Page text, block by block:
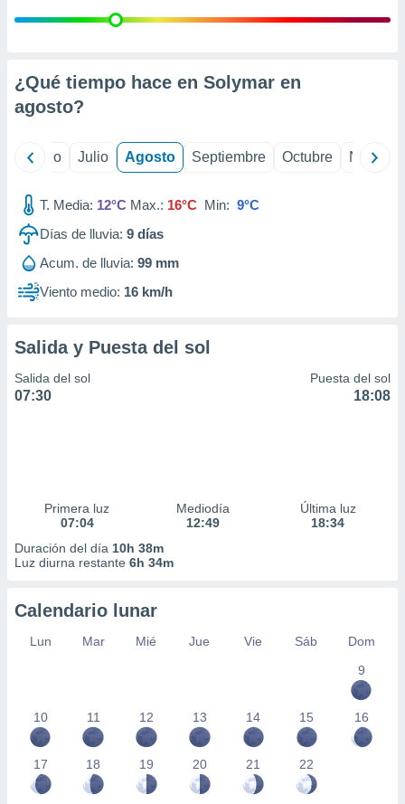
e
mediante
1199
¿Qué tiempo hace en Solymar en
agosto?
Junio Julio Agosto Septiembre Octubre
T. Media: 12°C Max.: 16°C Min: 9°C
Días de lluvia: 9 días
Acum. de lluvia: 99 mm
Viento medio: 16 km/h
Salida y Puesta del sol
Salida del sol
07:30
Puesta del sol
18:08
Primera luz
07:04
Mediodía
12:49
Última luz
18:34
Duración del día 10h 38m
Luz diurna restante 6h 34m
Calendario lunar
Lun Mar Mié Jue Vie Sáb
Dom
9
10 11 12 13 14 15 16
17 18 19 20 21 22